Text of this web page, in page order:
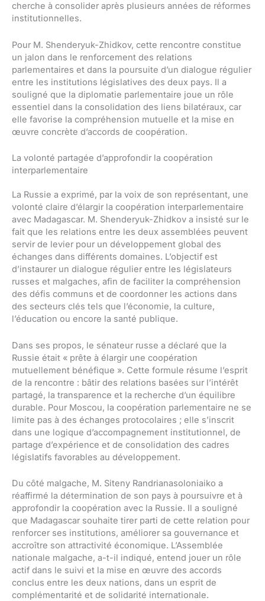
cherche à consolider après plusieurs années de réformes
institutionnelles.
Pour M. Shenderyuk-Zhidkov, cette rencontre constitue
un jalon dans le renforcement des relations
parlementaires et dans la poursuite d’un dialogue régulier
entre les institutions législatives des deux pays. Il a
souligné que la diplomatie parlementaire joue un rôle
essentiel dans la consolidation des liens bilatéraux, car
elle favorise la compréhension mutuelle et la mise en
œuvre concrète d’accords de coopération.
La volonté partagée d’approfondir la coopération
interparlementaire
La Russie a exprimé, par la voix de son représentant, une
volonté claire d’élargir la coopération interparlementaire
avec Madagascar. M. Shenderyuk-Zhidkov a insisté sur le
fait que les relations entre les deux assemblées peuvent
servir de levier pour un développement global des
échanges dans différents domaines. L’objectif est
d’instaurer un dialogue régulier entre les législateurs
russes et malgaches, afin de faciliter la compréhension
des défis communs et de coordonner les actions dans
des secteurs clés tels que l’économie, la culture,
l’éducation ou encore la santé publique.
Dans ses propos, le sénateur russe a déclaré que la
Russie était « prête à élargir une coopération
mutuellement bénéfique ». Cette formule résume l’esprit
de la rencontre : bâtir des relations basées sur l’intérêt
partagé, la transparence et la recherche d’un équilibre
durable. Pour Moscou, la coopération parlementaire ne se
limite pas à des échanges protocolaires ; elle s’inscrit
dans une logique d’accompagnement institutionnel, de
partage d’expérience et de consolidation des cadres
législatifs favorables au développement.
Du côté malgache, M. Siteny Randrianasoloniaiko a
réaffirmé la détermination de son pays à poursuivre et à
approfondir la coopération avec la Russie. Il a souligné
que Madagascar souhaite tirer parti de cette relation pour
renforcer ses institutions, améliorer sa gouvernance et
accroître son attractivité économique. L’Assemblée
nationale malgache, a-t-il indiqué, entend jouer un rôle
actif dans le suivi et la mise en œuvre des accords
conclus entre les deux nations, dans un esprit de
complémentarité et de solidarité internationale.